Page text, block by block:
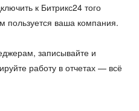
к Битрикс24 того
пользуется ваша компания.
записывайте и
работу в отчетах — всё